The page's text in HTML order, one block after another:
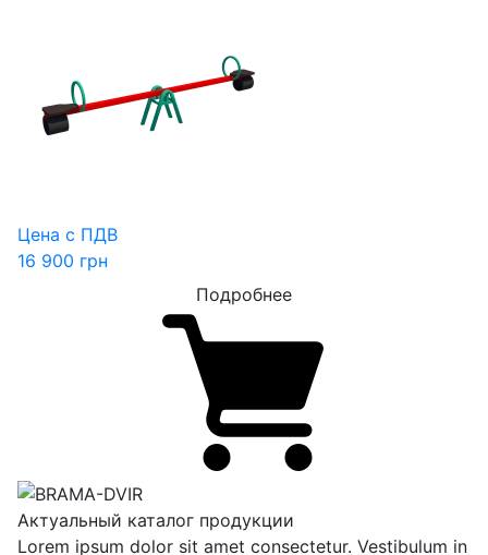
Цена с ПДВ
16 900 грн
Подробнее
Актуальный каталог продукции
Lorem ipsum dolor sit amet consectetur. Vestibulum in